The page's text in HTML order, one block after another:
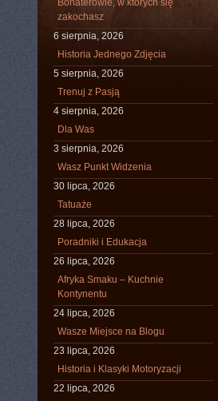
Bohaterowie, w których się
zakochasz
6 sierpnia, 2026
Historia Jednego Zdjęcia
5 sierpnia, 2026
Trenuj z Pasją
4 sierpnia, 2026
Dla Was
3 sierpnia, 2026
Wasz Punkt Widzenia
30 lipca, 2026
Tatuaże
28 lipca, 2026
Poradniki i Edukacja
26 lipca, 2026
Afryka Smaku – Kuchnie
Kontynentu
24 lipca, 2026
Wasze Miejsce na Blogu
23 lipca, 2026
Historia i Klasyki Motoryzacji
22 lipca, 2026